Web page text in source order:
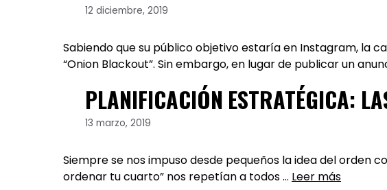
12 diciembre, 2019
Sabiendo que su público objetivo estaría en Instagram, la
“Onion Blackout”. Sin embargo, en lugar de publicar un
PLANIFICACIÓN ESTRATÉGICA:
13 marzo, 2019
Siempre se nos impuso desde pequeños la idea del orden
ordenar tu cuarto” nos repetían a todos … Leer más